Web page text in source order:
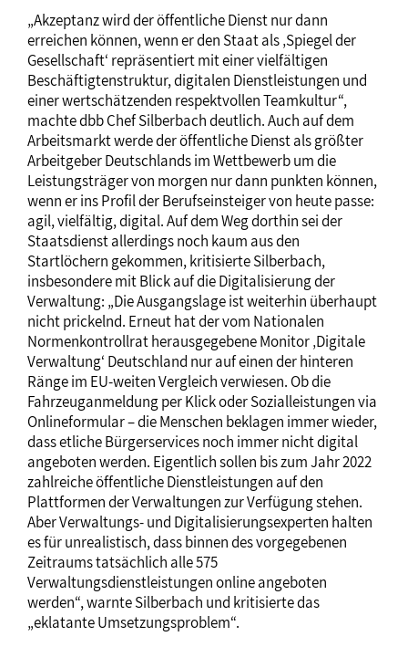
„Akzeptanz wird der öffentliche Dienst nur dann
erreichen können, wenn er den Staat als ‚Spiegel der
Gesellschaft‘ repräsentiert mit einer vielfältigen
Beschäftigtenstruktur, digitalen Dienstleistungen und
einer wertschätzenden respektvollen Teamkultur“,
machte dbb Chef Silberbach deutlich. Auch auf dem
Arbeitsmarkt werde der öffentliche Dienst als größter
Arbeitgeber Deutschlands im Wettbewerb um die
Leistungsträger von morgen nur dann punkten können,
wenn er ins Profil der Berufseinsteiger von heute passe:
agil, vielfältig, digital. Auf dem Weg dorthin sei der
Staatsdienst allerdings noch kaum aus den
Startlöchern gekommen, kritisierte Silberbach,
insbesondere mit Blick auf die Digitalisierung der
Verwaltung: „Die Ausgangslage ist weiterhin überhaupt
nicht prickelnd. Erneut hat der vom Nationalen
Normenkontrollrat herausgegebene Monitor ‚Digitale
Verwaltung‘ Deutschland nur auf einen der hinteren
Ränge im EU-weiten Vergleich verwiesen. Ob die
Fahrzeuganmeldung per Klick oder Sozialleistungen via
Onlineformular – die Menschen beklagen immer wieder,
dass etliche Bürgerservices noch immer nicht digital
angeboten werden. Eigentlich sollen bis zum Jahr 2022
zahlreiche öffentliche Dienstleistungen auf den
Plattformen der Verwaltungen zur Verfügung stehen.
Aber Verwaltungs- und Digitalisierungsexperten halten
es für unrealistisch, dass binnen des vorgegebenen
Zeitraums tatsächlich alle 575
Verwaltungsdienstleistungen online angeboten
werden“, warnte Silberbach und kritisierte das
„eklatante Umsetzungsproblem“.